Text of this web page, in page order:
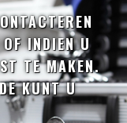
INDIEN U
TE MAKEN.
KUNT U